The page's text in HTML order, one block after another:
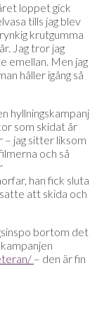
loppet gick
tills jag blev
krutgumma
Jag tror jag
emellan. Men jag
håller igång så
hyllningskampanj
som skidat år
– jag sitter liksom
och så
han fick sluta
att skida och
bortom det
– den är fin